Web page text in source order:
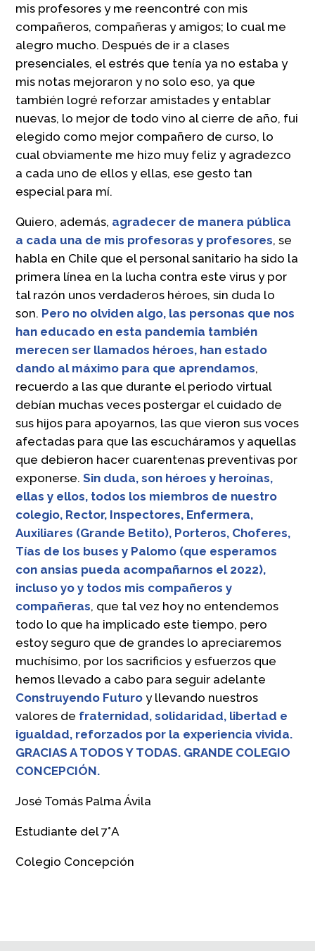
mis profesores y me reencontré con mis
compañeros, compañeras y amigos; lo cual me
alegro mucho. Después de ir a clases
presenciales, el estrés que tenía ya no estaba y
mis notas mejoraron y no solo eso, ya que
también logré reforzar amistades y entablar
nuevas, lo mejor de todo vino al cierre de año, fui
elegido como mejor compañero de curso, lo
cual obviamente me hizo muy feliz y agradezco
a cada uno de ellos y ellas, ese gesto tan
especial para mí.
Quiero, además, agradecer de manera pública
a cada una de mis profesoras y profesores, se
habla en Chile que el personal sanitario ha sido la
primera línea en la lucha contra este virus y por
tal razón unos verdaderos héroes, sin duda lo
son. Pero no olviden algo, las personas que nos
han educado en esta pandemia también
merecen ser llamados héroes, han estado
dando al máximo para que aprendamos,
recuerdo a las que durante el periodo virtual
debían muchas veces postergar el cuidado de
sus hijos para apoyarnos, las que vieron sus voces
afectadas para que las escucháramos y aquellas
que debieron hacer cuarentenas preventivas por
exponerse.Sin duda, son héroes y heroínas,
ellas y ellos, todos los miembros de nuestro
colegio, Rector, Inspectores, Enfermera,
Auxiliares (Grande Betito), Porteros, Choferes,
Tías de los buses y Palomo (que esperamos
con ansias pueda acompañarnos el 2022),
incluso yo y todos mis compañeros y
compañeras, que tal vez hoy no entendemos
todo lo que ha implicado este tiempo, pero
estoy seguro que de grandes lo apreciaremos
muchísimo, por los sacrificios y esfuerzos que
hemos llevado a cabo para seguir adelante
Construyendo Futuro y llevando nuestros
valores de fraternidad, solidaridad, libertad e
igualdad, reforzados por la experiencia vivida.
GRACIAS A TODOS Y TODAS. GRANDE COLEGIO
CONCEPCIÓN.
José Tomás Palma Ávila
Estudiante del 7°A
Colegio Concepción